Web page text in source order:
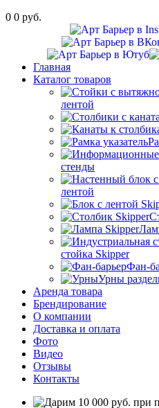
0 0 руб.
Главная
Каталог товаров
лентой
стенды
лентой
стойка Skipper
Фан-
Урны
Аренда товара
Брендирование
О компании
Доставка и оплата
Фото
Видео
Отзывы
Контакты